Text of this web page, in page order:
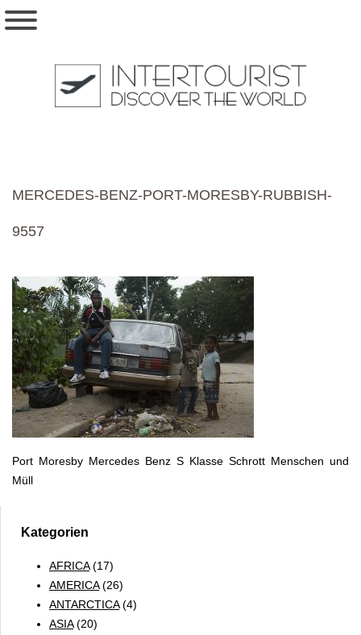
MERCEDES-BENZ-PORT-MORESBY-RUBBISH-
9557
Port Moresby Mercedes Benz S Klasse Schrott Menschen und
Müll
Kategorien
AFRICA(17)
AMERICA(26)
ANTARCTICA(4)
ASIA(20)